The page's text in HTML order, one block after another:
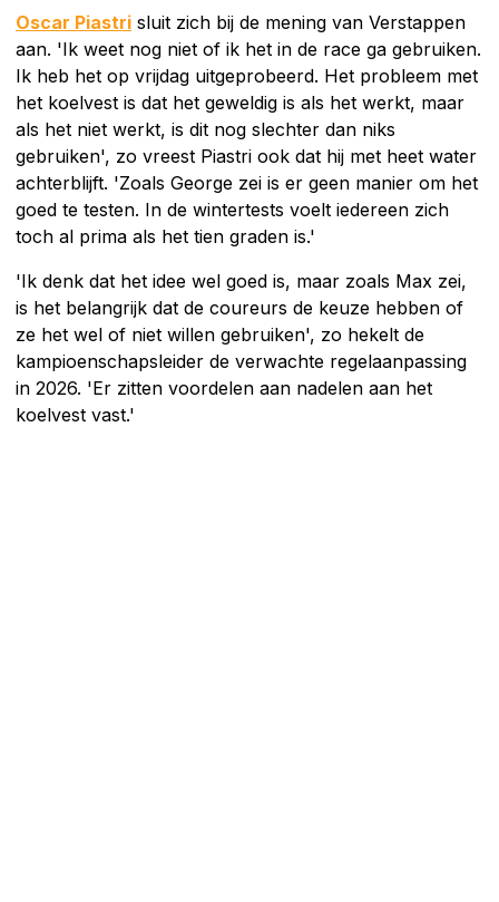
Oscar Piastri sluit zich bij de mening van Verstappen
aan. 'Ik weet nog niet of ik het in de race ga gebruiken.
Ik heb het op vrijdag uitgeprobeerd. Het probleem met
het koelvest is dat het geweldig is als het werkt, maar
als het niet werkt, is dit nog slechter dan niks
gebruiken', zo vreest Piastri ook dat hij met heet water
achterblijft. 'Zoals George zei is er geen manier om het
goed te testen. In de wintertests voelt iedereen zich
toch al prima als het tien graden is.'
'Ik denk dat het idee wel goed is, maar zoals Max zei,
is het belangrijk dat de coureurs de keuze hebben of
ze het wel of niet willen gebruiken', zo hekelt de
kampioenschapsleider de verwachte regelaanpassing
in 2026. 'Er zitten voordelen aan nadelen aan het
koelvest vast.'